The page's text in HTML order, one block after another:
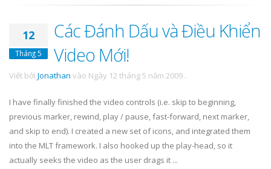
12
Tháng 5
Các Đánh Dấu và Điều Khiển
Video Mới!
Viết bởi Jonathan vào Ngày 12 tháng 5 năm 2009 .
I have finally finished the video controls (i.e. skip to beginning,
previous marker, rewind, play / pause, fast-forward, next marker,
and skip to end). I created a new set of icons, and integrated them
into the MLT framework. I also hooked up the play-head, so it
actually seeks the video as the user drags it ...